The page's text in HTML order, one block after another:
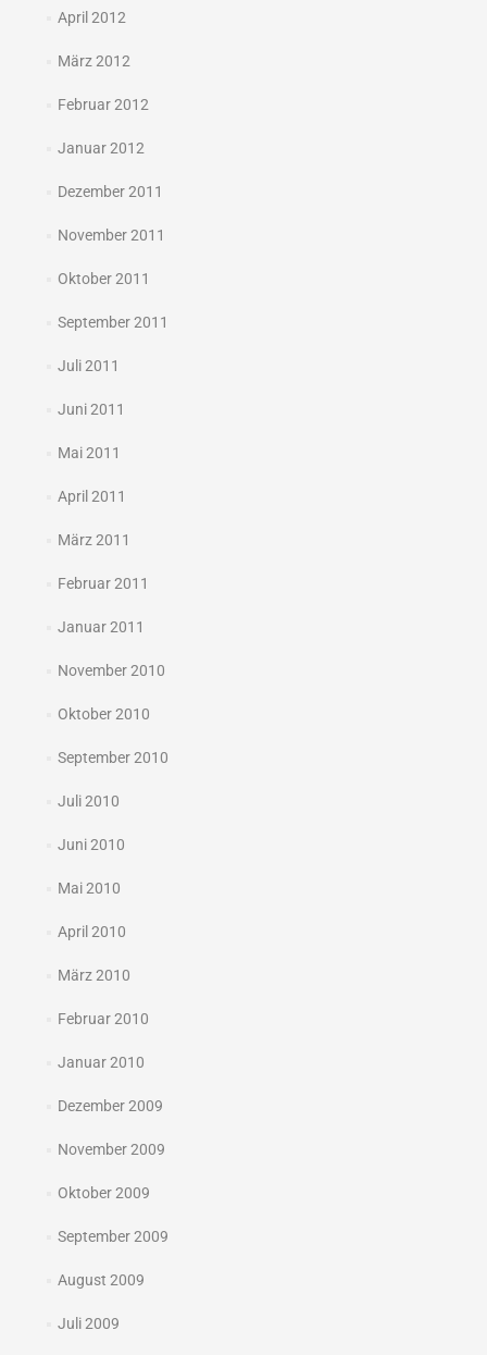
April 2012
März 2012
Februar 2012
Januar 2012
Dezember 2011
November 2011
Oktober 2011
September 2011
Juli 2011
Juni 2011
Mai 2011
April 2011
März 2011
Februar 2011
Januar 2011
November 2010
Oktober 2010
September 2010
Juli 2010
Juni 2010
Mai 2010
April 2010
März 2010
Februar 2010
Januar 2010
Dezember 2009
November 2009
Oktober 2009
September 2009
August 2009
Juli 2009